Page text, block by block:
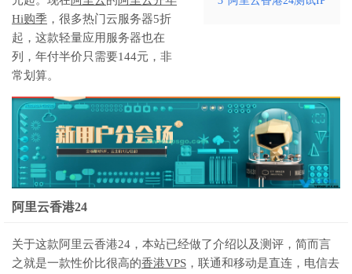
Hi购季 ，很多热门云服务器5折
起，这款轻量应用服务器也在
列，年付半价只需要144元，非
常划算。
阿里云香港24
关于这款阿里云香港24，本站已经做了介绍以及测评，简而言
之就是一款性价比很高的香港VPS ，联通和移动是直连，电信去